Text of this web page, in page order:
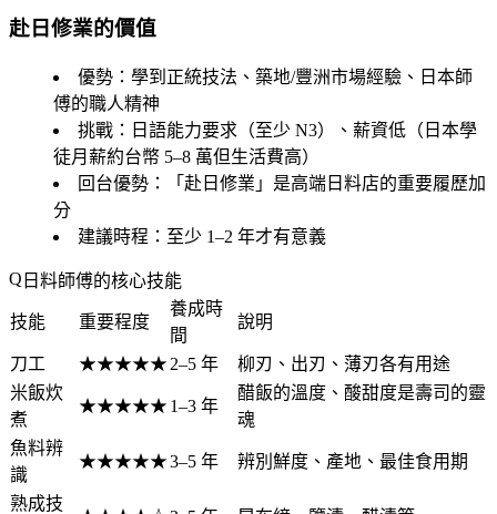
赴日修業的價值
優勢 ：學到正統技法、築地/豐洲市場經驗、日本師
傅的職人精神
挑戰 ：日語能力要求（至少 N3）、薪資低（日本學
徒月薪約台幣 5–8 萬但生活費高）
回台優勢 ：「赴日修業」是高端日料店的重要履歷加
分
建議時程 ：至少 1–2 年才有意義
日料師傅的核心技能
技能 重要程度
養成時
間
說明
刀工 ★★★★★ 2–5 年
柳刃、出刃、薄刃各有用途
米飯炊
煮
★★★★★ 1–3 年
醋飯的溫度、酸甜度是壽司的靈
魂
魚料辨
識
★★★★★3–5 年 辨別鮮度、產地、最佳食用期
熟成技